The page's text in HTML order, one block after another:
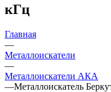
кГц
Главная
—
Металлоискатели
—
Металлоискатели АКА
—Металлоискатель